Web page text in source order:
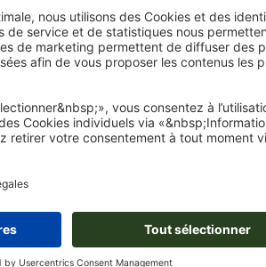
30 x 40 cm
30,0 x 40,0 cm